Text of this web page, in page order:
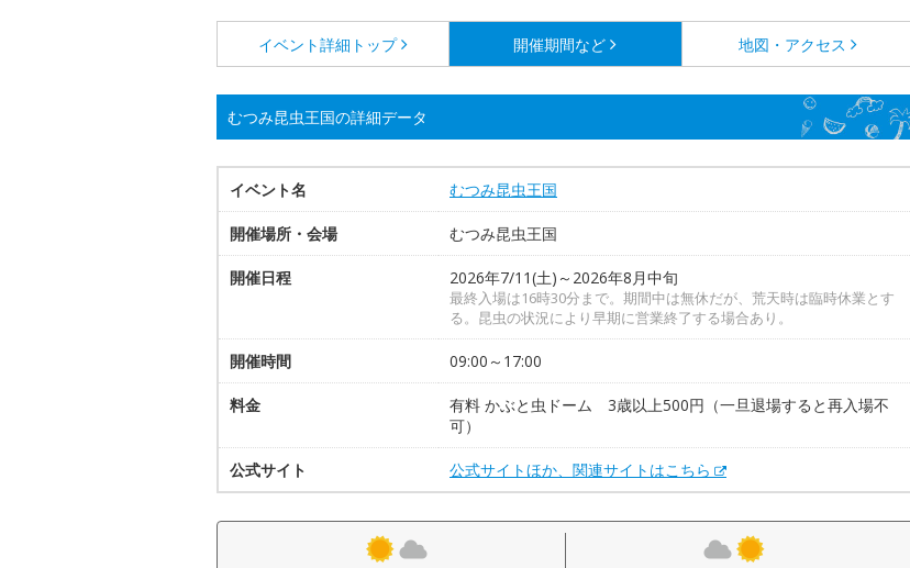
イベント詳細 トップ 開催期間など 地図・アクセス
むつみ昆虫王国の詳細データ
イベント名 むつみ昆虫王国
開催場所・会場 むつみ昆虫王国
開催日程 2026年7/11(土)～2026年8月中旬
最終入場は16時30分まで。期間中は無休だが、荒天時は臨時休業とす
る。昆虫の状況により早期に営業終了する場合あり。
開催時間 09:00～17:00
料金
有料 かぶと虫ドーム 3歳以上500円（一旦退場すると再入場不
可）
公式サイト 公式サイトほか、関連サイトはこちら